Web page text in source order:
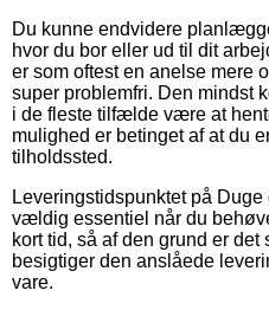
Du kunne endvidere
hvor du bor eller ud til dit
er som oftest en anelse mere
super problemfri. Den mindst
i de fleste tilfælde være at
mulighed er betinget af at du
tilholdssted.
Leveringstidspunktet på
vældig essentiel når du
kort tid, så af den grund er
besigtiger den anslåede
vare.